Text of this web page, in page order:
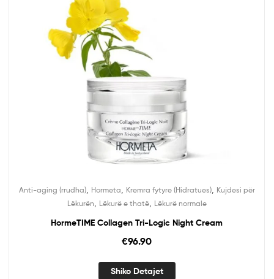
Anti-aging (rrudha), Hormeta Kremra fytyre (Hidratues), Kujdesi për
Lëkurën
Lëkurë e thatë, Lëkurë normale
HormeTIME Collagen Tri-Logic Night Cream
€96.90
Shiko Detajet